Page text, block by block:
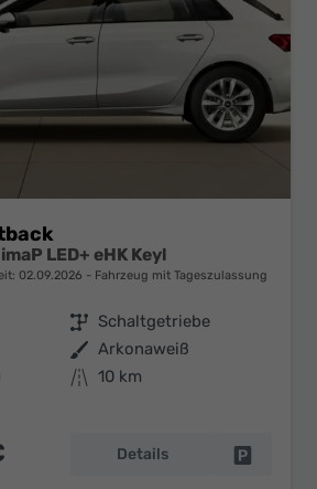
LED+ eHK Keyl
02.09.2026 Fahrzeug mit Tageszulassung
Getriebe Schaltgetriebe
Außenfarbe Arkonaweiß
Kilometerstand 10 km
Details